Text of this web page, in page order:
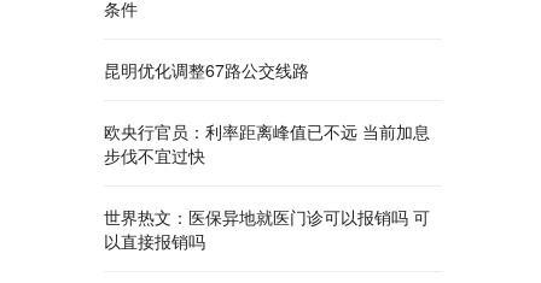
条件
昆明优化调整67路公交线路
欧央行官员：利率距离峰值已不远 当前加息
步伐不宜过快
世界热文：医保异地就医门诊可以报销吗 可
以直接报销吗